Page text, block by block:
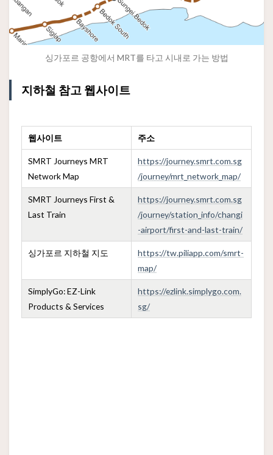
싱가포르 공항에서 MRT를 타고 시내로 가는 방법
지하철 참고 웹사이트
웹사이트 주소
SMRT Journeys MRT
Network Map
https://journey.smrt.com.sg
/journey/mrt_network_map/
SMRT Journeys First &
Last Train
https://journey.smrt.com.sg
/journey/station_info/changi
-airport/first-and-last-train/
싱가포르 지하철 지도
https://tw.piliapp.com/smrt-
map/
SimplyGo: EZ-Link
Products & Services
https://ezlink.simplygo.com.
sg/